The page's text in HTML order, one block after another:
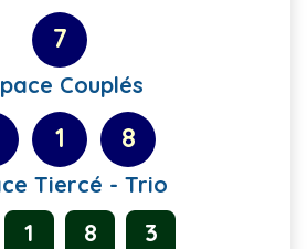
7
Couplés
1 8
Tiercé - Trio
1 8
3